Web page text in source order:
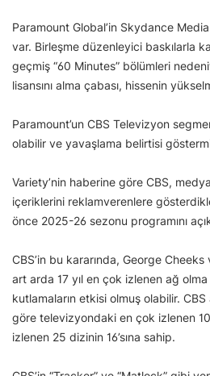
Paramount Global’in Skydance
var. Birleşme düzenleyici baskılarla
geçmiş “60 Minutes” bölümleri
lisansını alma çabası, hissenin
Paramount’un CBS Televizyon
olabilir ve yavaşlama belirtisi
Variety’nin haberine göre CBS,
içeriklerini reklamverenlere
önce 2025-26 sezonu programını
CBS’in bu kararında, George Cheeks
art arda 17 yıl en çok izlenen ağ olma
kutlamaların etkisi olmuş olabilir.
göre televizyondaki en çok izlenen
izlenen 25 dizinin 16’sına sahip.